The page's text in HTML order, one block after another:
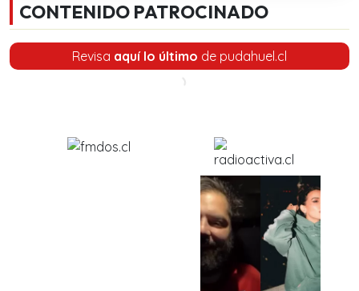
CONTENIDO PATROCINADO
Revisa aquí lo último de pudahuel.cl